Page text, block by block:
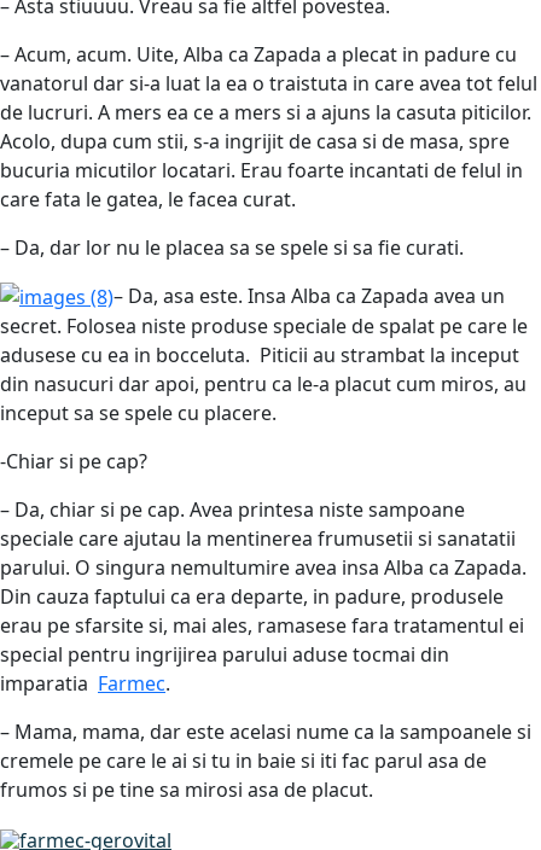
– Asta stiuuuu. Vreau sa fie altfel povestea.
– Acum, acum. Uite, Alba ca Zapada a plecat in padure cu
vanatorul dar si-a luat la ea o traistuta in care avea tot felul
de lucruri. A mers ea ce a mers si a ajuns la casuta piticilor.
Acolo, dupa cum stii, s-a ingrijit de casa si de masa, spre
bucuria micutilor locatari. Erau foarte incantati de felul in
care fata le gatea, le facea curat.
– Da, dar lor nu le placea sa se spele si sa fie curati.
– Da, asa este. Insa Alba ca Zapada avea un
secret. Folosea niste produse speciale de spalat pe care le
adusese cu ea in bocceluta. Piticii au strambat la inceput
din nasucuri dar apoi, pentru ca le-a placut cum miros, au
inceput sa se spele cu placere.
-Chiar si pe cap?
– Da, chiar si pe cap. Avea printesa niste sampoane
speciale care ajutau la mentinerea frumusetii si sanatatii
parului. O singura nemultumire avea insa Alba ca Zapada.
Din cauza faptului ca era departe, in padure, produsele
erau pe sfarsite si, mai ales, ramasese fara tratamentul ei
special pentru ingrijirea parului aduse tocmai din
imparatia Farmec.
– Mama, mama, dar este acelasi nume ca la sampoanele si
cremele pe care le ai si tu in baie si iti fac parul asa de
frumos si pe tine sa mirosi asa de placut.